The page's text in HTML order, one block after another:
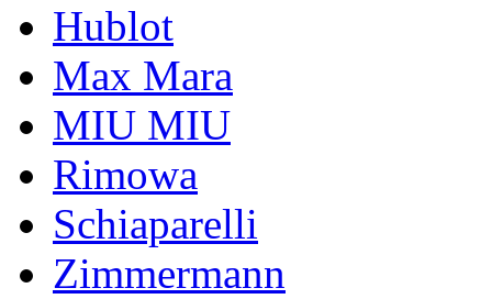
Hublot
Max Mara
MIU MIU
Rimowa
Schiaparelli
Zimmermann